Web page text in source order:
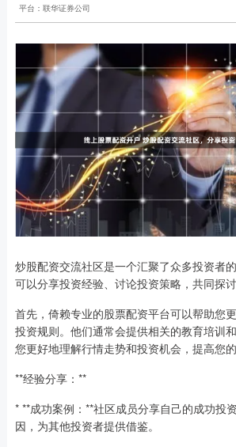
平台：联华证券公司
炒股配资交流社区是一个汇聚了众多投资者
可以分享投资经验、讨论投资策略，共同探讨
首先，倚赖专业的股票配资平台可以帮助您
投资规则。他们通常会提供相关的教育培训
您更好地理解行情走势和投资机会，提高您的
**经验分享：**
* **成功案例：**社区成员分享自己的成功投
因，为其他投资者提供借鉴。